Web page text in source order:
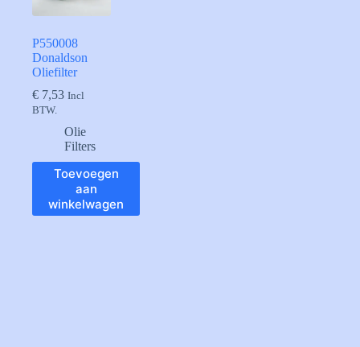
P550008
Donaldson
Oliefilter
€ 7,53 Incl
BTW.
Olie
Filters
Toevoegen
aan
winkelwagen